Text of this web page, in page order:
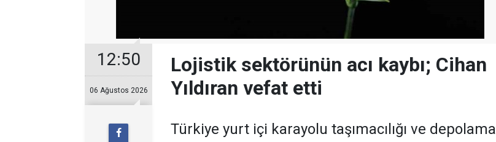
12:50
06 Ağustos 2026
Lojistik sektörünün acı kaybı; Cihan
Yıldıran vefat etti
Türkiye yurt içi karayolu taşımacılığı ve depolama